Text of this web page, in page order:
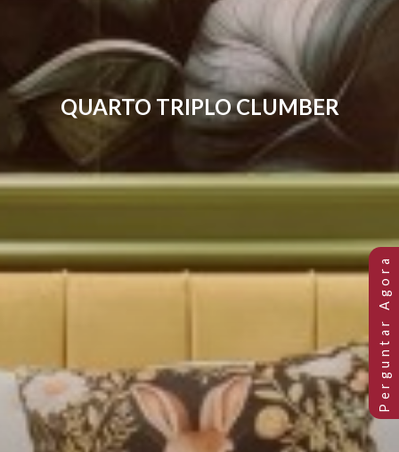
QUARTO TRIPLO CLUMBER